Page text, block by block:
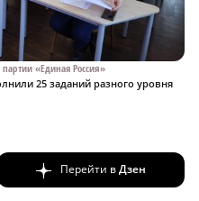
«Единая Россия»
25 заданий разного уровня
Перейти вДзен